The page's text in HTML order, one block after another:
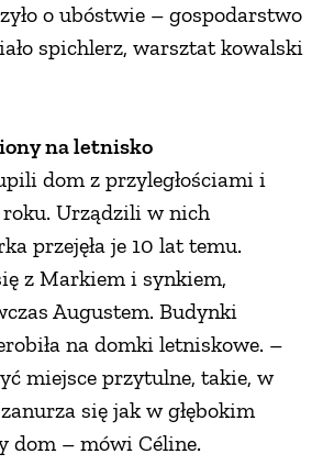
o ubóstwie – gospodarstwo
spichlerz, warsztat kowalski
na letnisko
dom z przyległościami i
Urządzili w nich
przejęła je 10 lat temu.
z Markiem i synkiem,
Augustem. Budynki
na domki letniskowe. –
miejsce przytulne, takie, w
się jak w głębokim
dom – mówi Céline.